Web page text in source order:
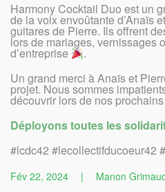
Harmony Cocktail Duo est un
de la voix envoûtante d’Anaïs
guitares de Pierre. Ils offrent
lors de mariages, vernissages
d’entreprise
.
Un grand merci à Anaïs et
projet. Nous sommes
découvrir lors de nos
Déployons toutes les
#lcdc42 #lecollectifducoeur42
Fév 22, 2024 | Manon